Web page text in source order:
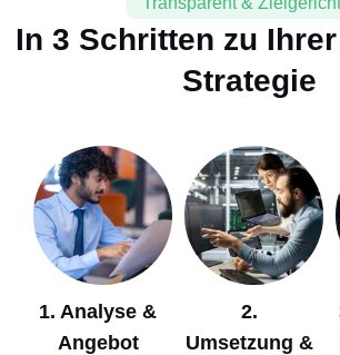
In 3 Schritten zu
Strategie
1. Analyse &
Angebot
2.
Umsetzung &